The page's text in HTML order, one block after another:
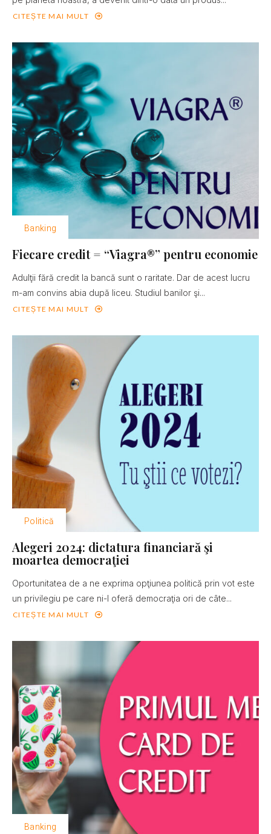
CITEȘTE MAI MULT
Banking
Fiecare credit = “Viagra®” pentru economie
Adulţii fără credit la bancă sunt o raritate. Dar de acest lucru
m-am convins abia după liceu. Studiul banilor şi...
CITEȘTE MAI MULT
Politică
Alegeri 2024: dictatura financiară şi
moartea democraţiei
Oportunitatea de a ne exprima opţiunea politică prin vot este
un privilegiu pe care ni-l oferă democraţia ori de câte...
CITEȘTE MAI MULT
Banking